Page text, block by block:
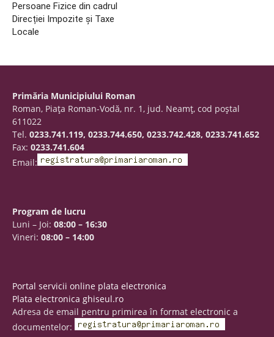
Persoane Fizice din cadrul
Direcției Impozite și Taxe
Locale
Primăria Municipiului Roman
Roman, Piaţa Roman-Vodă, nr. 1, jud. Neamţ, cod poştal
611022
Tel. 0233.741.119, 0233.744.650, 0233.742.428, 0233.741.652
Fax: 0233.741.604
Email:
Program de lucru
Luni – Joi: 08:00 – 16:30
Vineri: 08:00 – 14:00
Portal servicii online plata electronica
Plata electronica ghiseul.ro
Adresa de email pentru primirea în format electronic a
documentelor: